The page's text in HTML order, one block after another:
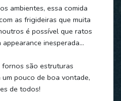
ambientes, essa comida
as frigideiras que muita
é possível que ratos
inesperada…
são estruturas
pouco de boa vontade,
de todos!